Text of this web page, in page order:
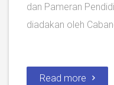
dan Pameran
diadakan oleh
Read more